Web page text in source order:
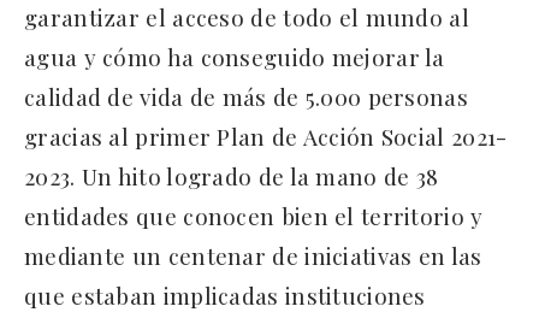
garantizar el acceso de todo el mundo al
agua y cómo ha conseguido mejorar la
calidad de vida de más de 5.000 personas
gracias al primer Plan de Acción Social 2021-
2023. Un hito logrado de la mano de 38
entidades que conocen bien el territorio y
mediante un centenar de iniciativas en las
que estaban implicadas instituciones